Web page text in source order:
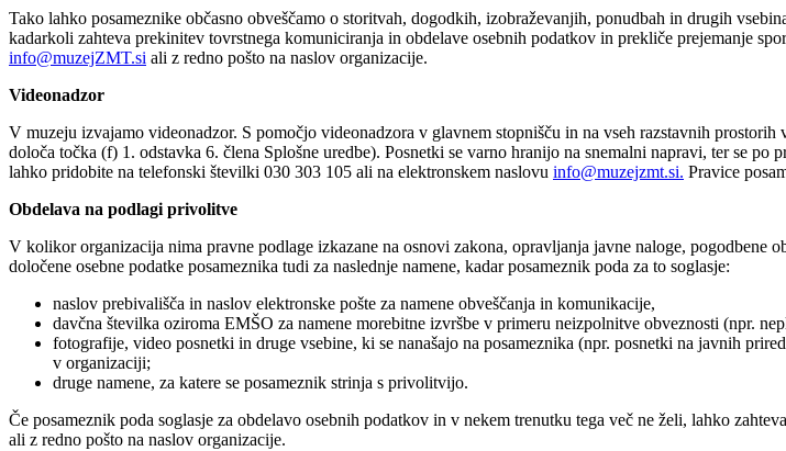
Tako lahko posameznike občasno obveščamo o storitvah, dogodkih, izobraževanjih, ponudbah in drugih
kadarkoli zahteva prekinitev tovrstnega komuniciranja in obdelave osebnih podatkov in prekliče prejemanje
info@muzejZMT.si ali z redno pošto na naslov organizacije.
Videonadzor
V muzeju izvajamo videonadzor. S pomočjo videonadzora v glavnem stopnišču in na vseh razstavnih
določa točka (f) 1. odstavka 6. člena Splošne uredbe). Posnetki se varno hranijo na snemalni napravi, ter se
lahko pridobite na telefonski številki 030 303 105 ali na elektronskem naslovu info@muzejzmt.si. Pravice
Obdelava na podlagi privolitve
V kolikor organizacija nima pravne podlage izkazane na osnovi zakona, opravljanja javne naloge, pogodbene
določene osebne podatke posameznika tudi za naslednje namene, kadar posameznik poda za to soglasje:
naslov prebivališča in naslov elektronske pošte za namene obveščanja in komunikacije,
davčna številka oziroma EMŠO za namene morebitne izvršbe v primeru neizpolnitve obveznosti (npr.
fotografije, video posnetki in druge vsebine, ki se nanašajo na posameznika (npr. posnetki na javnih
v organizaciji;
druge namene, za katere se posameznik strinja s privolitvijo.
Če posameznik poda soglasje za obdelavo osebnih podatkov in v nekem trenutku tega več ne želi, lahko
ali z redno pošto na naslov organizacije.